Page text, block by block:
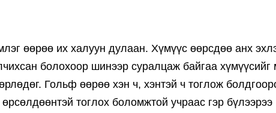
өөрөө их халуун дулаан. Хүмүүс өөрсдөө анх
болохоор шинээр суралцаж байгаа
Гольф өөрөө хэн ч, хэнтэй ч тоглож
тоглох боломжтой учраас гэр бүлээрээ